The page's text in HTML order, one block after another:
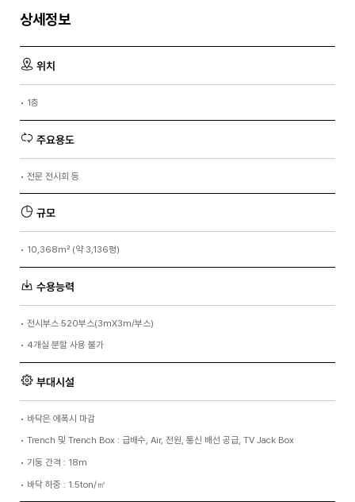
상세정보
위치
• 1층
주요용도
• 전문 전시회 등
규모
• 10,368m² (약 3,136평)
수용능력
• 전시부스 520부스(3mX3m/부스)
• 4개실 분할 사용 불가
부대시설
• 바닥은 에폭시 마감
• Trench 및 Trench Box : 급배수, Air, 전원, 통신 배선 공급, TV Jack Box
• 기둥 간격 : 18m
• 바닥 하중 : 1.5ton/㎡